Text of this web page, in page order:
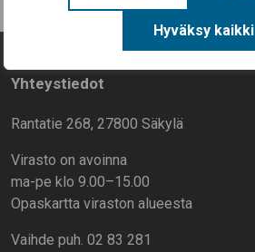
Hyväksy kaikki
Yhteystiedot
Rantatie 268, 27800 Säkylä
Virasto on avoinna
ma-pe klo 9.00–15.00
Opaskartta viraston alueesta
Vaihde puh. 02 83 281